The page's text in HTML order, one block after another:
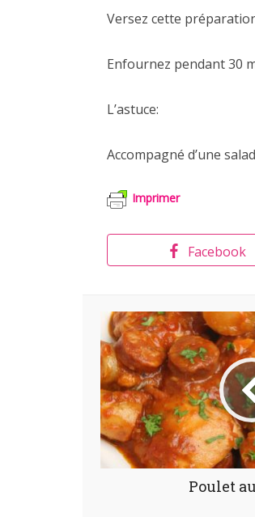
Versez cette
Enfournez pendant 30
L’astuce:
Accompagné d’une
Imprimer
Facebook
Poulet